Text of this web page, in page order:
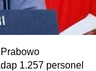
1.257 personel